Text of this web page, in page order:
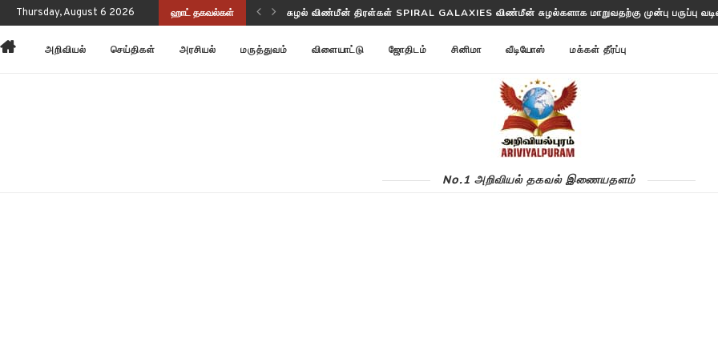
Thursday, August 6 2026 ஹாட் தகவல்கள் சுழல் விண்மீன் திரள்கள் SPIRAL GALAXIES விண்மீன் சுழல்களாக மாறுவதற்கு முன்பு பருப்பு
அறிவியல் செய்திகள் அரசியல் மருத்துவம் விளையாட்டு ஜோதிடம் சினிமா வீடியோஸ் மக்கள் தீர்ப்பு
No.1 அறிவியல் தகவல் இணையதளம்